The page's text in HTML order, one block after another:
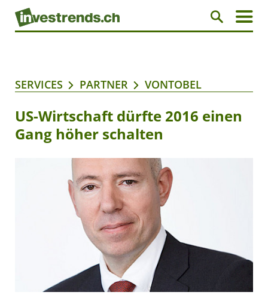
SERVICES PARTNER VONTOBEL
US-Wirtschaft dürfte 2016 einen
Gang höher schalten